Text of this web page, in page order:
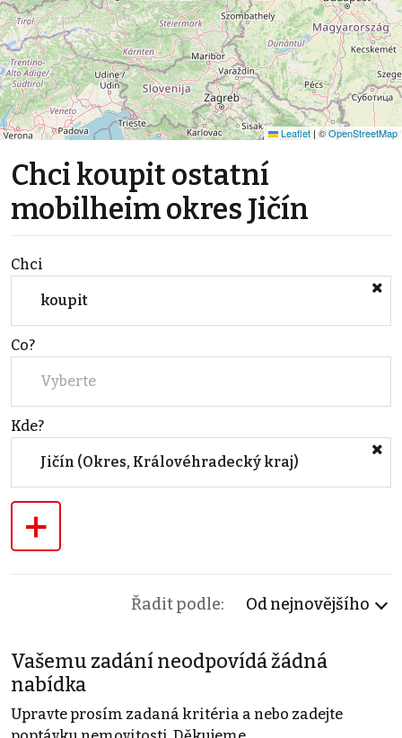
Leaflet | ©OpenStreetMap
Chci koupit ostatní
mobilheim okres Jičín
Chci
koupit
Co?
Vyberte
Kde?
Jičín (Okres, Královéhradecký kraj)
+
Řadit podle: Od nejnovějšího
Vašemu zadání neodpovídá žádná
nabídka
Upravte prosím zadaná kritéria a nebo zadejte